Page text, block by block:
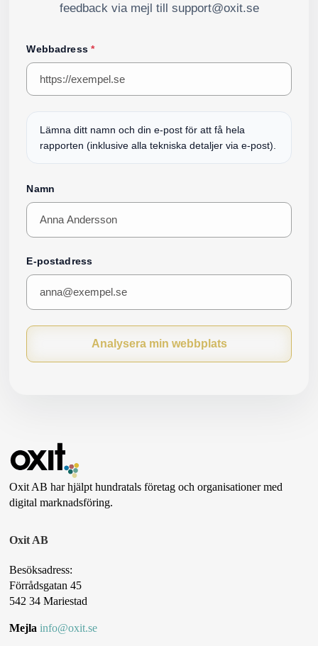
feedback via mejl till support@oxit.se
Webbadress *
Lämna ditt namn och din e-post för att få hela
rapporten (inklusive alla tekniska detaljer via e-post).
Namn
E-postadress
Analysera min webbplats
Oxit AB har hjälpt hundratals företag och organisationer med
digital marknadsföring.
Oxit AB
Besöksadress:
Förrådsgatan 45
542 34 Mariestad
Mejla info@oxit.se